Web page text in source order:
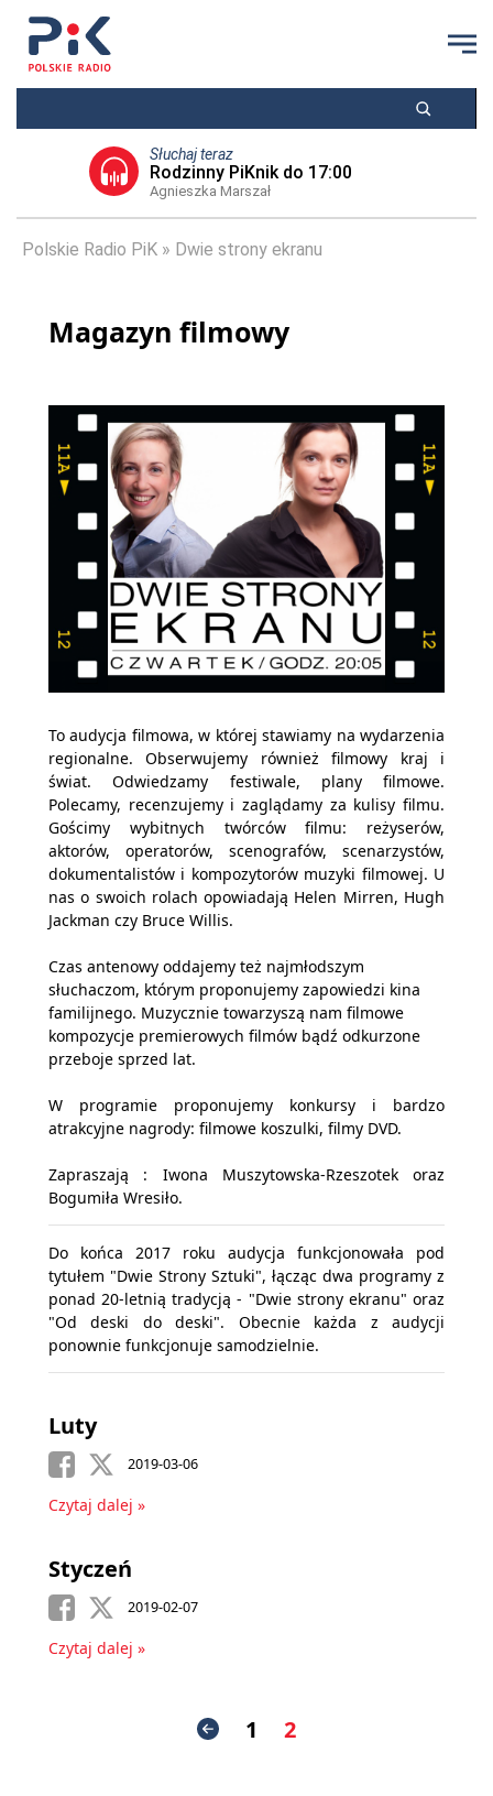
Słuchaj teraz
Rodzinny PiKnik do 17:00
Agnieszka Marszał
Polskie Radio PiK Dwie strony ekranu
Magazyn filmowy
To audycja filmowa, w której stawiamy na wydarzenia
regionalne. Obserwujemy również filmowy kraj i
świat. Odwiedzamy festiwale, plany filmowe.
Polecamy, recenzujemy i zaglądamy za kulisy filmu.
Gościmy wybitnych twórców filmu: reżyserów,
aktorów, operatorów, scenografów, scenarzystów,
dokumentalistów i kompozytorów muzyki filmowej. U
nas o swoich rolach opowiadają Helen Mirren, Hugh
Jackman czy Bruce Willis.
Czas antenowy oddajemy też najmłodszym
słuchaczom, którym proponujemy zapowiedzi kina
familijnego. Muzycznie towarzyszą nam filmowe
kompozycje premierowych filmów bądź odkurzone
przeboje sprzed lat.
W programie proponujemy konkursy i bardzo
atrakcyjne nagrody: filmowe koszulki, filmy DVD.
Zapraszają : Iwona Muszytowska-Rzeszotek oraz
Bogumiła Wresiło.
Do końca 2017 roku audycja funkcjonowała pod
tytułem "Dwie Strony Sztuki", łącząc dwa programy z
ponad 20-letnią tradycją - "Dwie strony ekranu" oraz
"Od deski do deski". Obecnie każda z audycji
ponownie funkcjonuje samodzielnie.
Luty
2019-03-06
Czytaj dalej »
Styczeń
2019-02-07
Czytaj dalej »
1 2